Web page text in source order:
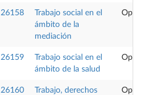
26158
Trabajo social en el
ámbito de la
mediación
26159
Trabajo social en el
ámbito de la salud
26160
Trabajo, derechos